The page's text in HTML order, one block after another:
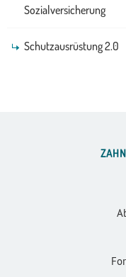
Sozialversicherung
Schutzausrüstung 2.0